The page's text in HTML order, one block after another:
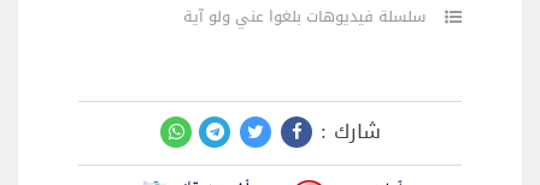
سلسلة فيديوهات بلغوا عني ولو آية
شارك :